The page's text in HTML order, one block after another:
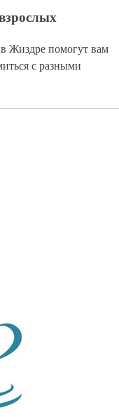
Жиздре помогут вам
с разными